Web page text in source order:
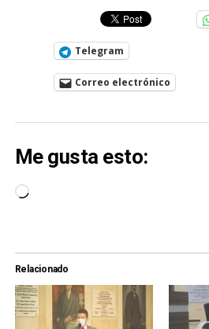
Telegram
Correo electrónico
Me gusta esto:
Cargando...
Relacionado